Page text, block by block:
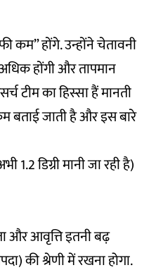
होंगे. उन्होंने चेतावनी
होंगी और तापमान
टीम का हिस्सा हैं मानती
बताई जाती है और इस बारे
1.2 डिग्री मानी जा रही है)
और आवृत्ति इतनी बढ़
की श्रेणी में रखना होगा.